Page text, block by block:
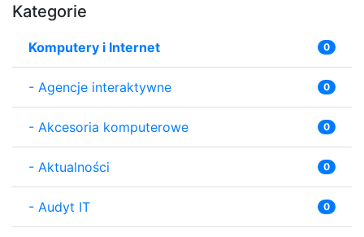
Kategorie
Komputery i Internet 0
- Agencje interaktywne 0
- Akcesoria komputerowe 0
- Aktualności 0
- Audyt IT 0